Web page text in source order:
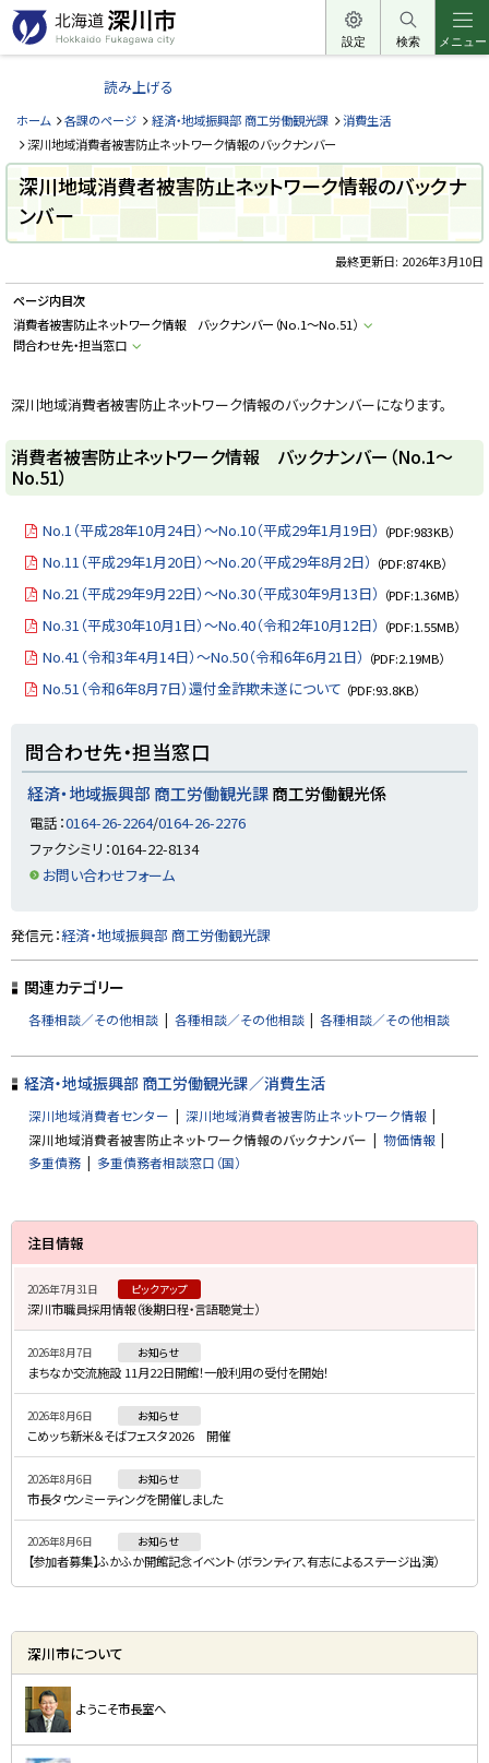
本
文
へ
ー
北
道
深
川
市
H
k
i
d
o
F
u
g
a
a
c
i
t
y
設定 検索 メニュー
読み上げる
ホーム 各課のページ 経済・地域振興部 商工労働観光課
消費生活
深川地域消費者被害防止ネットワーク情報のバックナンバー
深川地域消費者被害防止ネットワーク情報のバックナ
ンバー
最終更新日: 2026年3月10日
ページ内目次
消費者被害防止ネットワーク情報 バックナンバー（No.1～No.51）
問合わせ先・担当窓口
深川地域消費者被害防止ネットワーク情報のバックナンバーになります。
消費者被害防止ネットワーク情報 バックナンバー（No.1～
No.51）
No.1（平成28年10月24日）～No.10（平成29年1月19日） （PDF:983KB）
No.11（平成29年1月20日）～No.20（平成29年8月2日） （PDF:874KB）
No.21（平成29年9月22日）～No.30（平成30年9月13日） （PDF:1.36MB）
No.31（平成30年10月1日）～No.40（令和2年10月12日） （PDF:1.55MB）
No.41（令和3年4月14日）～No.50（令和6年6月21日） （PDF:2.19MB）
No.51（令和6年8月7日）還付金詐欺未遂について （PDF:93.8KB）
問合わせ先・担当窓口
経済・地域振興部 商工労働観光課商工労働観光係
電話：0164-26-2264/0164-26-2276
ファクシミリ：0164-22-8134
お問い合わせフォーム
ト
ッ
プ
る
発信元：経済・地域振興部 商工労働観光課
関連カテゴリー
各種相談／その他相談 各種相談／その他相談 各種相談／その他相談
経済・地域振興部 商工労働観光課／消費生活
深川地域消費者センター
深川地域消費者被害防止ネットワーク情報
深川地域消費者被害防止ネットワーク情報のバックナンバー
物価情報
多重債務
多重債務者相談窓口（国）
サ
イ
・
メ
ニ
ュ
ー
注目情報
2026年7月31日 ピックアップ
深川市職員採用情報（後期日程・言語聴覚士）
2026年8月7日 お知らせ
まちなか交流施設 11月22日開館！一般利用の受付を開始！
2026年8月6日 お知らせ
こめッち新米＆そばフェスタ2026 開催
2026年8月6日 お知らせ
市長タウンミーティングを開催しました
2026年8月6日 お知らせ
【参加者募集】ふかふか開館記念イベント（ボランティア、有志によるステージ出演）
深川市について
ようこそ市長室へ